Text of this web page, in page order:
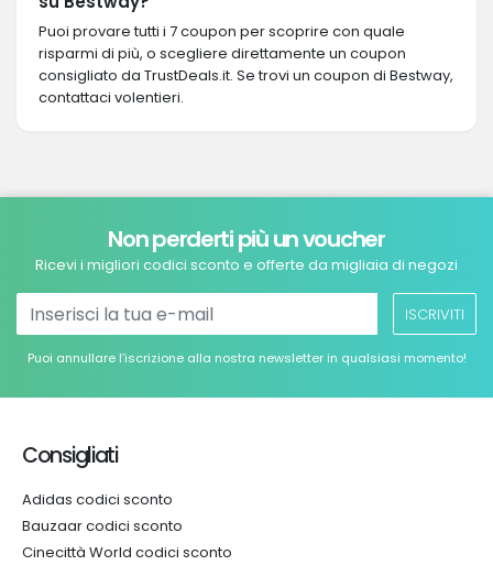
Puoi provare tutti i 7 coupon per scoprire con quale
risparmi di più, o scegliere direttamente un coupon
consigliato da TrustDeals.it. Se trovi un coupon di Bestway,
contattaci volentieri.
Non perderti più un voucher
Ricevi i migliori codici sconto e offerte da migliaia di negozi
ISCRIVITI
Puoi annullare l’iscrizione alla nostra newsletter in qualsiasi momento!
Consigliati
Adidas codici sconto
Bauzaar codici sconto
Cinecittà World codici sconto